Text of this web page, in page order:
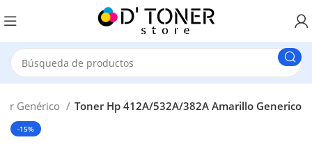
Genérico Toner Hp 412A/532A/382A Amarillo Generico
-15%